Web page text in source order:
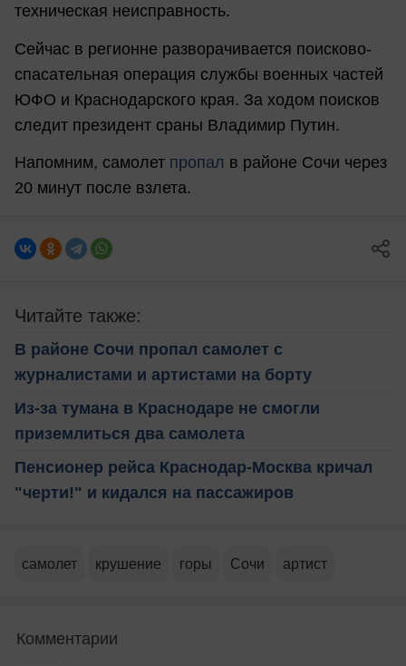
техническая неисправность.
Сейчас в регионне разворачивается поисково-
спасательная операция службы военных частей
ЮФО и Краснодарского края. За ходом поисков
следит президент сраны Владимир Путин.
Напомним, самолет пропал в районе Сочи через
20 минут после взлета.
Читайте также:
В районе Сочи пропал самолет с
журналистами и артистами на борту
Из-за тумана в Краснодаре не смогли
приземлиться два самолета
Пенсионер рейса Краснодар-Москва кричал
"черти!" и кидался на пассажиров
самолет крушение горы Сочи артист
Комментарии